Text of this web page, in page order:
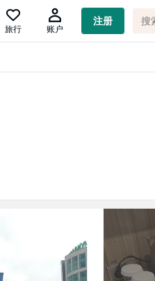
旅行 账户
注册